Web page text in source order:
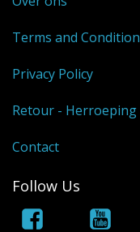
Terms and
Privacy Policy
Retour - Herroeping
Contact
Follow Us